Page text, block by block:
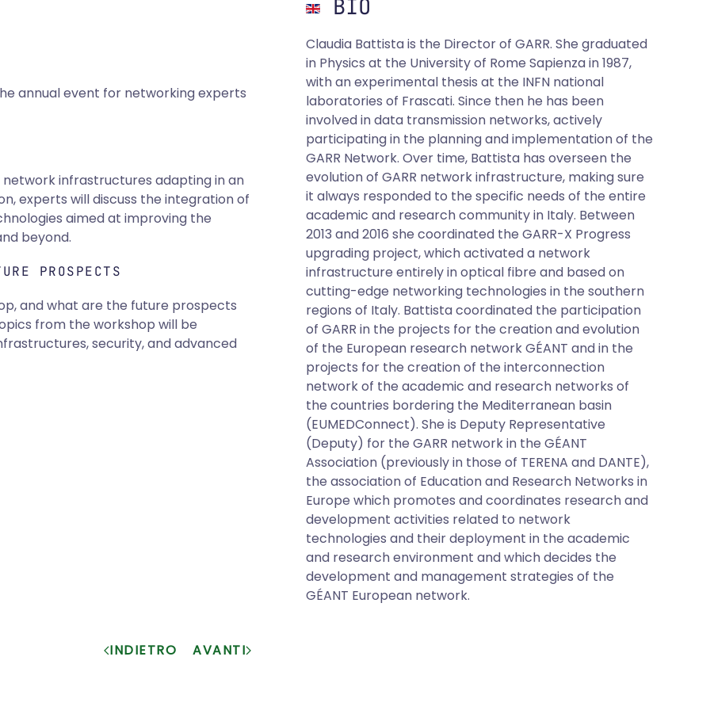
BIO
Claudia Battista is the Director of GARR. She graduated
in Physics at the University of Rome Sapienza in 1987,
with an experimental thesis at the INFN national
laboratories of Frascati. Since then he has been
involved in data transmission networks, actively
participating in the planning and implementation of the
GARR Network. Over time, Battista has overseen the
evolution of GARR network infrastructure, making sure
it always responded to the specific needs of the entire
academic and research community in Italy. Between
2013 and 2016 she coordinated the GARR-X Progress
upgrading project, which activated a network
infrastructure entirely in optical fibre and based on
cutting-edge networking technologies in the southern
regions of Italy. Battista coordinated the participation
of GARR in the projects for the creation and evolution
of the European research network GÉANT and in the
projects for the creation of the interconnection
network of the academic and research networks of
the countries bordering the Mediterranean basin
(EUMEDConnect). She is Deputy Representative
(Deputy) for the GARR network in the GÉANT
Association (previously in those of TERENA and DANTE),
the association of Education and Research Networks in
Europe which promotes and coordinates research and
development activities related to network
technologies and their deployment in the academic
and research environment and which decides the
development and management strategies of the
GÉANT European network.
annual event for networking experts
infrastructures adapting in an
experts will discuss the integration of
aimed at improving the
beyond.
PROSPECTS
and what are the future prospects
from the workshop will be
security, and advanced
INDIETRO AVANTI